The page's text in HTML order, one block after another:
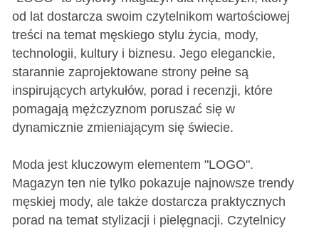
od lat dostarcza swoim czytelnikom wartościowej
treści na temat męskiego stylu życia, mody,
technologii, kultury i biznesu. Jego eleganckie,
starannie zaprojektowane strony pełne są
inspirujących artykułów, porad i recenzji, które
pomagają mężczyznom poruszać się w
dynamicznie zmieniającym się świecie.
Moda jest kluczowym elementem "LOGO".
Magazyn ten nie tylko pokazuje najnowsze trendy
męskiej mody, ale także dostarcza praktycznych
porad na temat stylizacji i pielęgnacji. Czytelnicy